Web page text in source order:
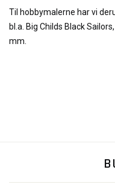
Til hobbymalerne har vi
bl.a. Big Childs Black
mm.